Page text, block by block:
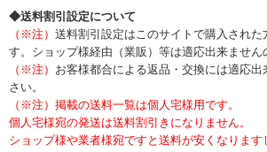
◆送料割引設定について
（※注） 送料割引設定はこのサイトで購入された
す。ショップ様経由（業販）等は適応出来ません
（※注） お客様都合による返品・交換には適応
さい。
（※注）掲載の送料一覧は個人宅様用です。
個人宅様宛の発送は送料割引きになりません。
ショップ様や業者様宛ですと送料が安くなります